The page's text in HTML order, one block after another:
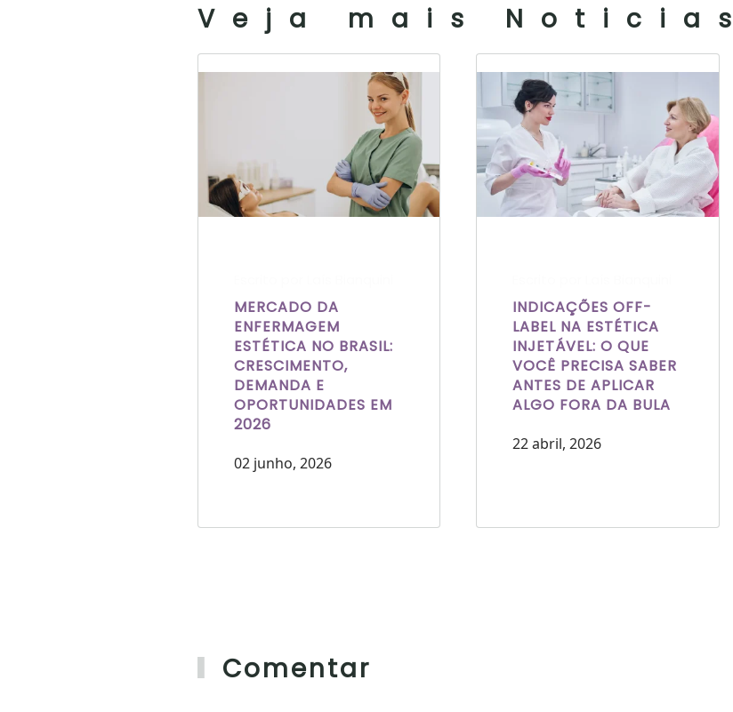
Veja mais Noticias
MERCADO DA
ENFERMAGEM
ESTÉTICA NO BRASIL:
CRESCIMENTO,
DEMANDA E
OPORTUNIDADES EM
2026
02 junho, 2026
INDICAÇÕES OFF-
LABEL NA ESTÉTICA
INJETÁVEL: O QUE
VOCÊ PRECISA SABER
ANTES DE APLICAR
ALGO FORA DA BULA
22 abril, 2026
Comentar